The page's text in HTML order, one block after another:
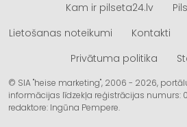
Kam ir pilseta24.lv
Lietošanas noteikumi
Kontakti
Privātuma politika
© SIA "heise marketing", 2006 - 2026,
informācijas līdzekļa reģistrācijas numurs:
redaktore: Ingūna Pempere.